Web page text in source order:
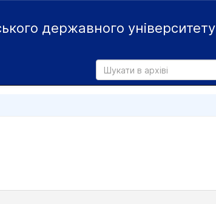
державного університету